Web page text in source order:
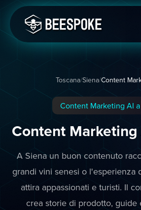
Toscana/Siena/Content
Content Marketing AI
Content Marketing
A Siena un buon contenuto
grandi vini senesi o l'esperienza
attira appassionati e turisti. Il
crea storie di prodotto, guide